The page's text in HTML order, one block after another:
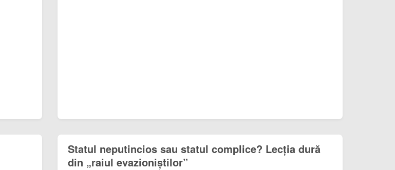
Statul neputincios sau statul complice? Lecția dură
din „raiul evazioniștilor”